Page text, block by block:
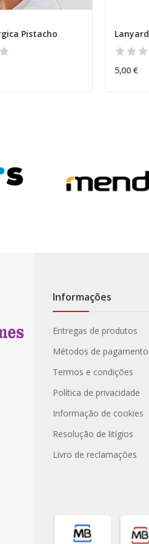
Pistacho Lanyard
5,00 €
Informações
Entregas de produtos
Métodos de pagamento
Termos e condições
Política de privacidade
Informação de cookies
Resolução de litígios
Livro de reclamações